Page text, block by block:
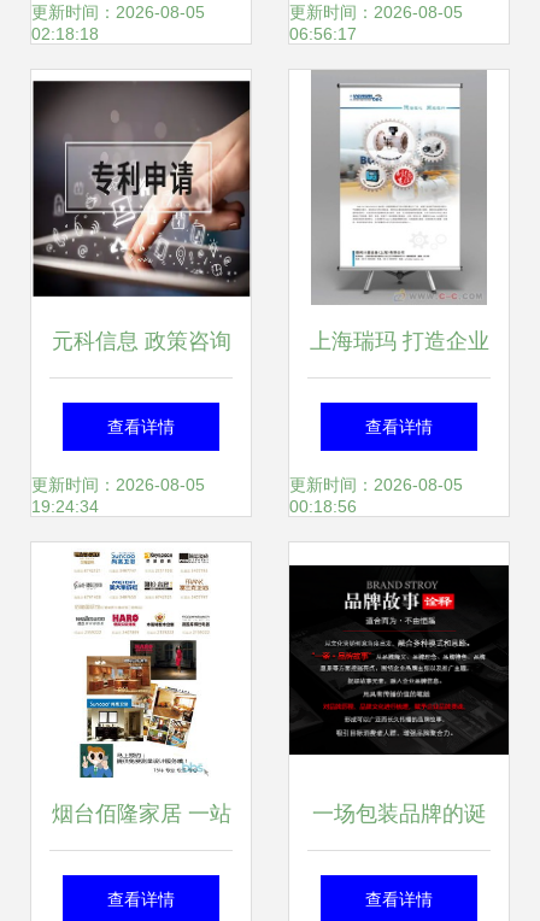
7月28日南方略咨
询助力深圳帝迈医
疗2020上半年总结
大会圆满成功！
更新时间：2026-08-05
02:18:18
导向、市场现状与
未来趋势
更新时间：2026-08-05
06:56:17
元科信息 政策咨询
与项目策划申报一
站式综合服务解析
查看详情
更新时间：2026-08-05
19:24:34
上海瑞玛 打造企业
形象，专业画册设
计与咨询策划服务
查看详情
更新时间：2026-08-05
00:18:56
烟台佰隆家居 一站
式家居建材设计与
查看详情
一场包装品牌的诞
生 文化全案公司的
查看详情